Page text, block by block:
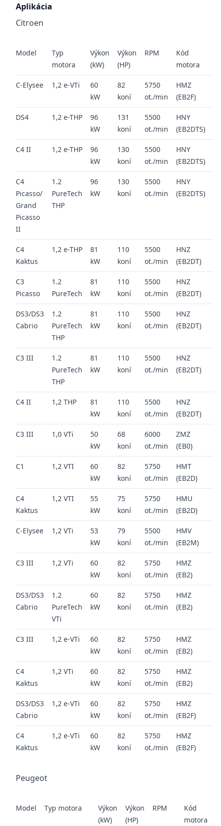
Aplikácia
Citroen
Model
Typ
motora
Výkon
(kW)
Výkon
(HP)
RPM
Kód
motora
C-Elysee 1,2 e-VTi
60
kW
82
koní
5750
ot./min
HMZ
(EB2F)
DS4 1,2 e-THP
96
kW
131
koní
5500
ot./min
HNY
(EB2DTS)
C4 II 1,2 e-THP
96
kW
130
koní
5500
ot./min
HNY
(EB2DTS)
C4
Picasso/
Grand
Picasso
II
1.2
PureTech
THP
96
kW
130
koní
5500
ot./min
HNY
(EB2DTS)
C4
Kaktus
1,2 e-THP
81
kW
110
koní
5500
ot./min
HNZ
(EB2DT)
C3
Picasso
1.2
PureTech
81
kW
110
koní
5500
ot./min
HNZ
(EB2DT)
DS3/DS3
Cabrio
1.2
PureTech
THP
81
kW
110
koní
5500
ot./min
HNZ
(EB2DT)
C3 III
1.2
PureTech
THP
81
kW
110
koní
5500
ot./min
HNZ
(EB2DT)
C4 II 1,2 THP
81
kW
110
koní
5500
ot./min
HNZ
(EB2DT)
C3 III 1,0 VTi
50
kW
68
koní
6000
ot./min
ZMZ
(EB0)
C1 1,2 VTI
60
kW
82
koní
5750
ot./min
HMT
(EB2D)
C4
Kaktus
1,2 VTI
55
kW
75
koní
5750
ot./min
HMU
(EB2D)
C-Elysee 1,2 VTi
53
kW
79
koní
5500
ot./min
HMV
(EB2M)
C3 III 1,2 VTi
60
kW
82
koní
5750
ot./min
HMZ
(EB2)
DS3/DS3
Cabrio
1.2
PureTech
VTi
60
kW
82
koní
5750
ot./min
HMZ
(EB2)
C3 III 1,2 e-VTi
60
kW
82
koní
5750
ot./min
HMZ
(EB2)
C4
Kaktus
1,2 VTi
60
kW
82
koní
5750
ot./min
HMZ
(EB2)
DS3/DS3
Cabrio
1,2 e-VTi
60
kW
82
koní
5750
ot./min
HMZ
(EB2F)
C4
Kaktus
1,2 e-VTi
60
kW
82
koní
5750
ot./min
HMZ
(EB2F)
Peugeot
Model Typ motora
Výkon
(kW)
Výkon
(HP)
RPM
Kód
motora